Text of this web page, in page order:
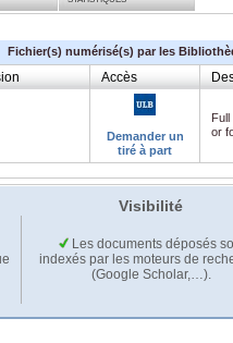
Fichier(s) numérisé(s) par les
Accès
Demander un
tiré à part
or
Visibilité
Les documents déposés
indexés par les moteurs de
(Google Scholar,…).